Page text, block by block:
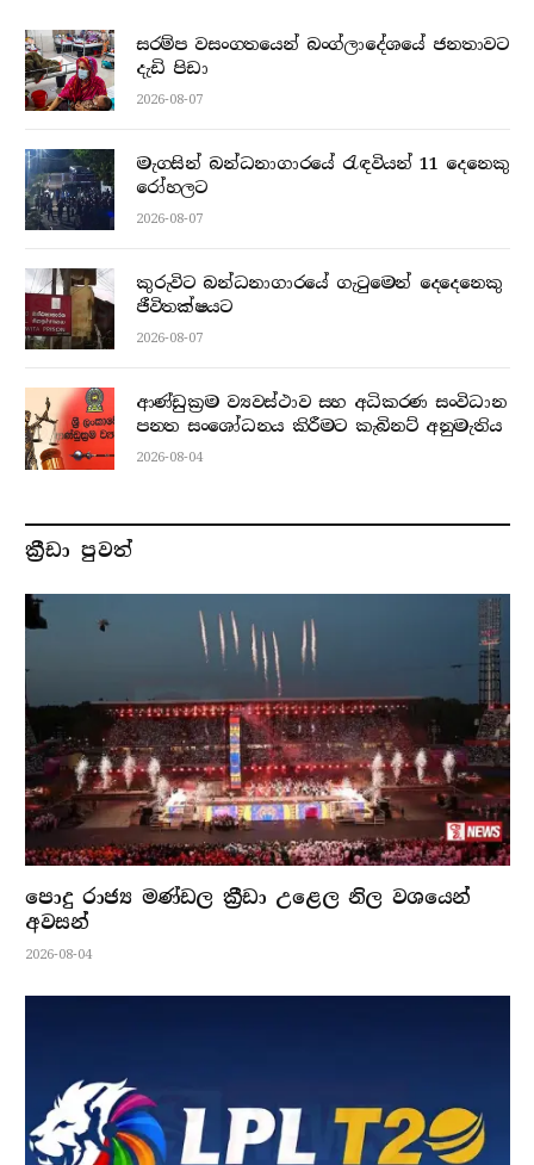
සරම්ප වසංගතයෙන් බංග්ලාදේශයේ ජනතාවට
දැඩි පිඩා
2026-08-07
මැගසින් බන්ධනාගාරයේ රැඳවියන් 11 දෙනෙකු
රෝහලට
2026-08-07
කුරුවිට බන්ධනාගාරයේ ගැටුමෙන් දෙදෙනෙකු
ජීවිතක්ෂයට
2026-08-07
ආණ්ඩුක්‍රම ව්‍යවස්ථාව සහ අධිකරණ සංවිධාන
පනත සංශෝධනය කිරීමට කැබිනට් අනුමැතිය
2026-08-04
ක්‍රීඩා පුවත්
පොදු රාජ්‍ය මණ්ඩල ක්‍රීඩා උළෙල නිල වශයෙන්
අවසන්
2026-08-04